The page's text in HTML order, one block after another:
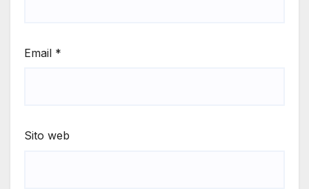
Email *
Sito web